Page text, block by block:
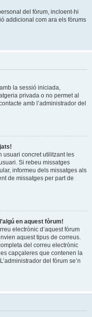
del fòrum, incloent-hi
addicional com ara els fòrums
la sessió iniciada,
privada o no permet al
amb l’administrador del
usuari concret utilitzant les
Si rebeu missatges
informeu dels missatges als
de missatges per part de
en aquest fòrum!
electrònic d’aquest fòrum
aquest tipus de correus.
del correu electrònic
capçaleres que contenen la
del fòrum se’n